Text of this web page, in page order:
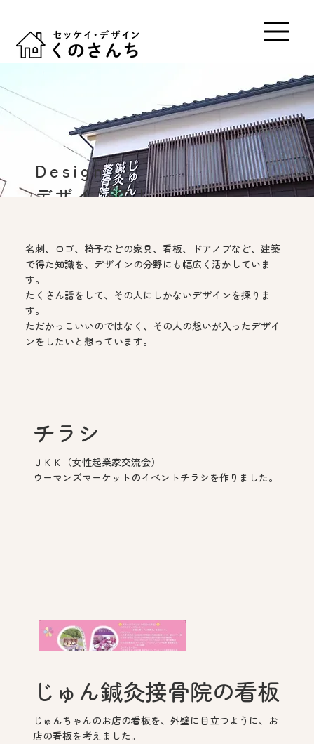
デザインのし
Design
名刺、ロゴ、椅子などの家具、看板、ドアノブなど、建築
で得た知識を、デザインの分野にも幅広く活かしていま
す。
たくさん話をして、その人にしかないデザインを探りま
す。
ただかっこいいのではなく、その人の想いが入ったデザイ
ンをしたいと想っています。
チラシ
ＪＫＫ（女性起業家交流会）
ウーマンズマーケットのイベントチラシを作りました。
じゅん鍼灸接骨院の看板
じゅんちゃんのお店の看板を、外壁に目立つように、お
店の看板を考えました。